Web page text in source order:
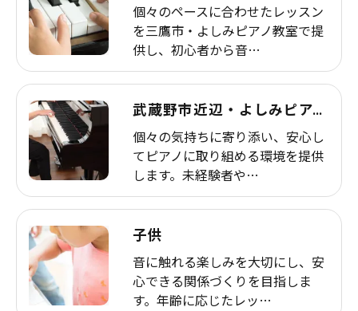
個々のペースに合わせたレッスン
を三鷹市・よしみピアノ教室で提
供し、初心者から音…
武蔵野市近辺・よしみピアノ教室
個々の気持ちに寄り添い、安心し
てピアノに取り組める環境を提供
します。未経験者や…
子供
音に触れる楽しみを大切にし、安
心できる関係づくりを目指しま
す。年齢に応じたレッ…